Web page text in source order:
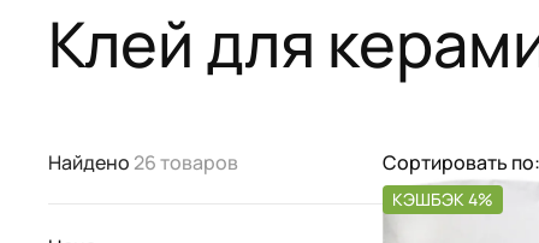
КЛЕИ ДЛЯ
ЗАТИРКИ
Клей для
Найдено 26 товаров Сортировать по:
КЭШБЭК 4%